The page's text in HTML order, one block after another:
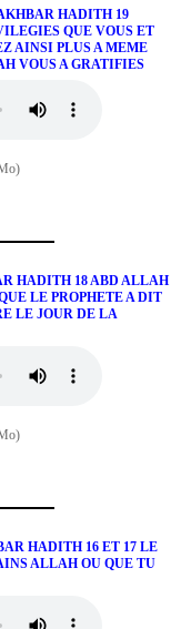
HADITH 19
QUE VOUS ET
AINSI PLUS A MEME
VOUS A GRATIFIES
HADITH 18 ABD ALLAH
LE PROPHETE A DIT
LE JOUR DE LA
HADITH 16 ET 17 LE
ALLAH OU QUE TU